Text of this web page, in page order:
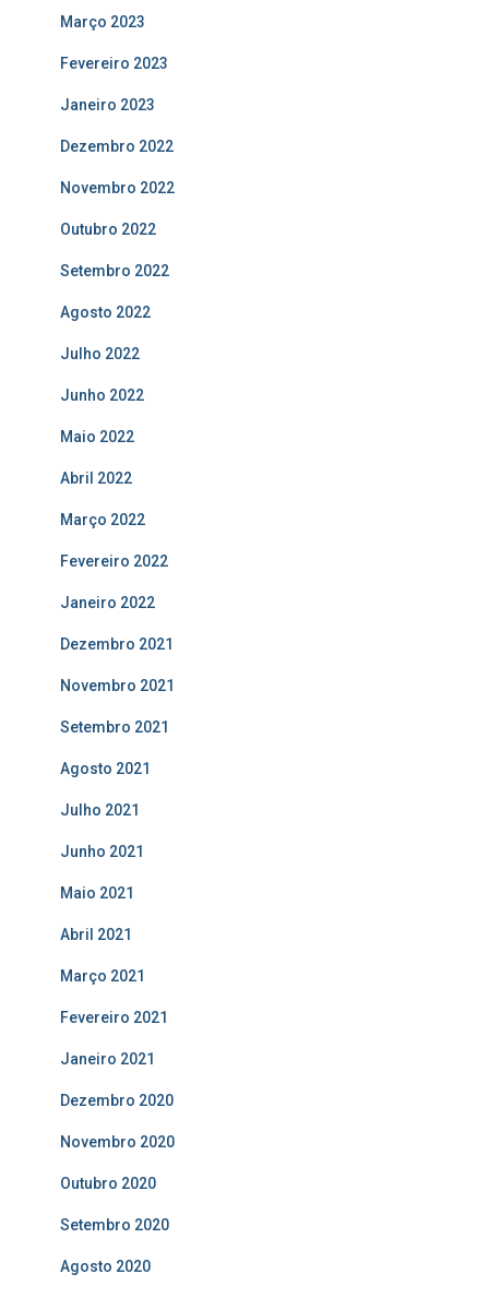
Março 2023
Fevereiro 2023
Janeiro 2023
Dezembro 2022
Novembro 2022
Outubro 2022
Setembro 2022
Agosto 2022
Julho 2022
Junho 2022
Maio 2022
Abril 2022
Março 2022
Fevereiro 2022
Janeiro 2022
Dezembro 2021
Novembro 2021
Setembro 2021
Agosto 2021
Julho 2021
Junho 2021
Maio 2021
Abril 2021
Março 2021
Fevereiro 2021
Janeiro 2021
Dezembro 2020
Novembro 2020
Outubro 2020
Setembro 2020
Agosto 2020